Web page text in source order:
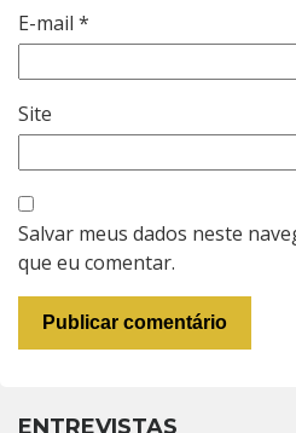
E-mail *
Site
Salvar meus dados neste
que eu comentar.
ENTREVISTAS